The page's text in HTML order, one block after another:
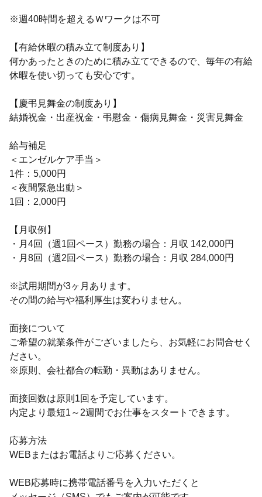
※週40時間を超えるＷワークは不可
【有給休暇の積み立て制度あり】
何かあったときのために積み立てできるので、毎年の有給
休暇を使い切っても安心です。
【慶弔見舞金の制度あり】
結婚祝金・出産祝金・弔慰金・傷病見舞金・災害見舞金
給与補足
＜エンゼルケア手当＞
1件：5,000円
＜夜間緊急出動＞
1回：2,000円
【月収例】
・月4回（週1回ペース）勤務の場合：月収 142,000円
・月8回（週2回ペース）勤務の場合：月収 284,000円
※試用期間が3ヶ月あります。
その間の給与や福利厚生は変わりません。
面接について
ご希望の就業条件がございましたら、お気軽にお問合せく
ださい。
※原則、会社都合の転勤・異動はありません。
面接回数は原則1回を予定しています。
内定より最短1～2週間でお仕事をスタートできます。
応募方法
WEBまたはお電話よりご応募ください。
WEB応募時に携帯電話番号を入力いただくと